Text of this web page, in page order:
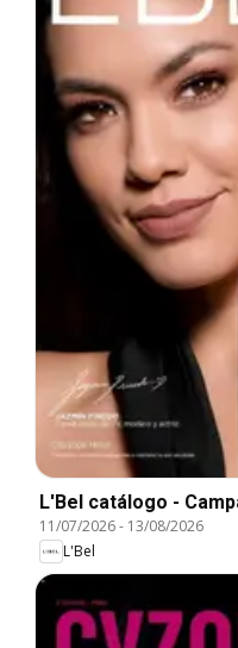
L'Bel catálogo -
11/07/2026- 13/08/2026
L'Bel